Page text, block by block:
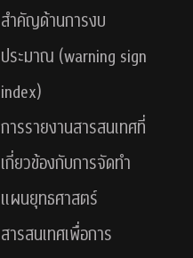
สำคัญด้านการงบ
ประมาณ (warning sign
index)
การรายงานสารสนเทศที่
เกี่ยวข้องกับการจัดทำ
แผนยุทธศาสตร์
สารสนเทศเพื่อการ